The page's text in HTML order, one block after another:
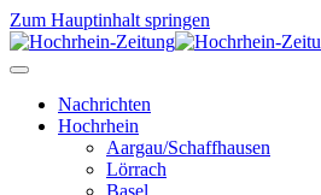
Zum Hauptinhalt springen
Nachrichten
Hochrhein
Aargau/Schaffhausen
Lörrach
Basel